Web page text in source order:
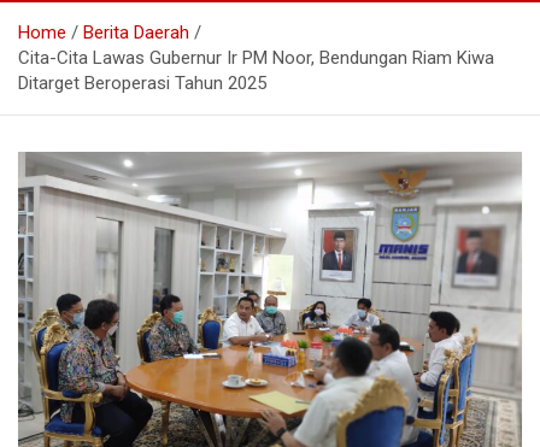
Home
Berita Daerah
Cita-Cita Lawas Gubernur Ir PM Noor, Bendungan Riam Kiwa
Ditarget Beroperasi Tahun 2025